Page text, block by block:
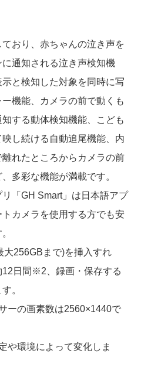
おり、赤ちゃんの泣き声を
通知される泣き声検知機
と検知した対象を同時に写
機能、カメラの前で動くも
する動体検知機能、こども
し続ける自動追尾機能、内
れたところからカメラの前
多彩な機能が満載です。
「GH Smart」は日本語アプ
カメラを使用する方でも安
大256GBまで)を挿入すれ
日間※2、録画・保存する
。
ーの画素数は2560×1440で
や環境によって変化しま